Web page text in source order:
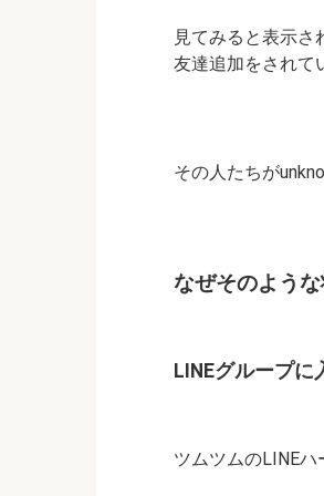
見てみると表示さ
友達追加をされて
その人たちが
なぜそのよう
LINEグループ
ツムツムのLINEハ